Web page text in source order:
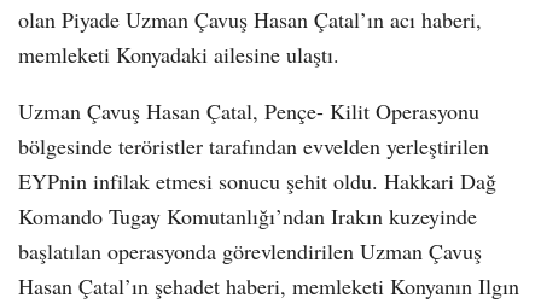
olan Piyade Uzman Çavuş Hasan Çatal’ın acı haberi,
memleketi Konyadaki ailesine ulaştı.
Uzman Çavuş Hasan Çatal, Pençe- Kilit Operasyonu
bölgesinde teröristler tarafından evvelden yerleştirilen
EYPnin infilak etmesi sonucu şehit oldu. Hakkari Dağ
Komando Tugay Komutanlığı’ndan Irakın kuzeyinde
başlatılan operasyonda görevlendirilen Uzman Çavuş
Hasan Çatal’ın şehadet haberi, memleketi Konyanın Ilgın